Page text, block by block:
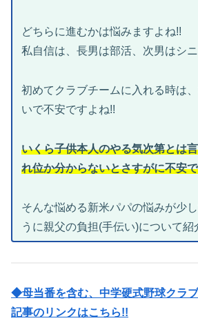
どちらに進むかは悩みますよね!!
私自信は、長男は部活、次男はシニ
初めてクラブチームに入れる時は
いで不安ですよね!!
いくら子供本人のやる気次第とは
れ位か分からないとさすがに不安
そんな悩める新米パパの悩みが少
うに親父の負担(手伝い)について紹
◆母当番を含む、中学硬式野球クラ
記事のリンクはこちら!!